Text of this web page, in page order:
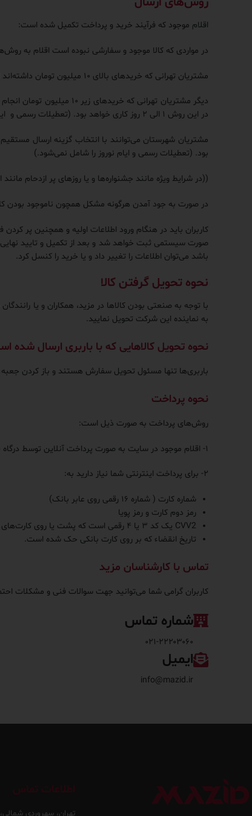
اقلام موجود که فرآیند خرید و پرداخت تکمیل شده است:
در مواردی که کالا موجود و سفارشی نبوده است اقلام به
مشتریان تهرانی که خریدهای بالای ۱۰ میلیون تومان داشته‌اند ارسال با وسیله مربوطه در محدوده شهر تهران برایشان رایگان خواهد بود.
در این روش ۱ الی ۲ روز کاری خواهد بود. (تعطیلات رسمی و ایام نوروز را شامل نمی‌شود.)
بود. (تعطیلات رسمی و ایام نوروز را شامل نمی‌شود.)
((در شرایط ویژه مانند جشنواره‌ها و یا روزهای پر
در صورت به جود آمدن هرگونه مشکل همچون ناموجود بودن کالا و یا صرف نظر کردن از خرید، ظرف
کاربران باید در هنگام ورود اطلاعات اولیه و همچنین پر
صورت سیستمی ثبت خواهد شد و بعد از تکمیل و تایید نهایی
باشد می‌توان اطلاعات را تغییر داد و یا خرید را کنسل کرد.
نحوه تحویل گرفتن کالا
با توجه به صنعتی بودن کالاها در مزید، همکاران و یا
به نماینده این شرکت تحویل نمایید.
نحوه تحویل کالاهایی که با باربری ارسال شده
باربری‌ها تنها مسئول تحویل سفارش هستند و باز کردن
نحوه پرداخت
روش‌های پرداخت به صورت ذیل است:
۱- اقلام موجود در سایت به صورت پرداخت آنلاین توسط درگاه بانک‌های تحت شبکه بانکی شتاب قابلیت پرداخت دارد.
۲- برای پرداخت اینترنتی شما نیاز دارید به:
شماره کارت ( شماره ۱۶ رقمی روی عابر بانک)
رمز دوم کارت و رمز پویا
CVV2 یک کد ۳ یا ۴ رقمی است که پشت یا روی کارت‌های بانکی درج می‌شود و به عنوان یک کد امنیتی در پرداخت‌های اینترنتی کاربرد دارد.
تاریخ انقضاء که بر روی کارت بانکی حک شده است.
تماس با کارشناسان مزید
کاربران گرامی شما می‌توانید جهت سوالات فنی و مشکلات
شماره تماس
۰۲۱-۲۲۲۰۳۰۶۰
ایمیل
info@mazid.ir
اطلاعات تماس
تهران، سهروردی